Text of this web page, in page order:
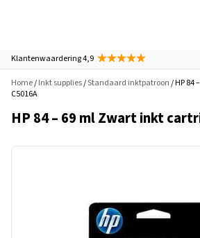
Klantenwaardering 4,9
Home/Inkt supplies/Standaard inktpatroon/ HP 84
C5016A
HP 84 – 69 ml Zwart inkt